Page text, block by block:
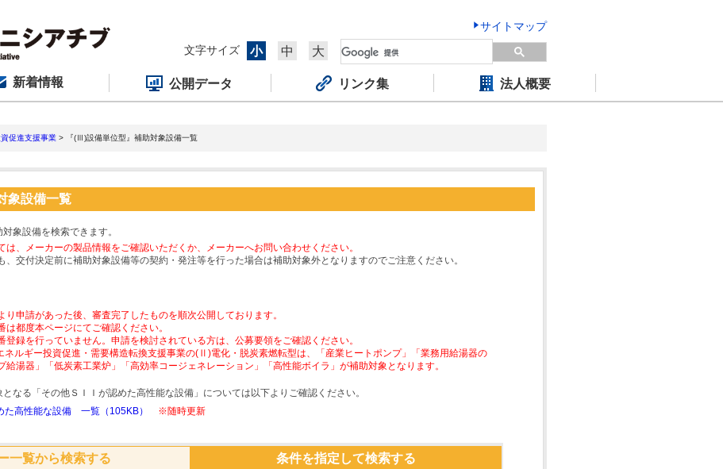
サイトマップ
文字サイズ
小 中 大
新着情報 公開データ リンク集 法人概要
促進支援事業 > 『(Ⅲ)設備単位型』補助対象設備一覧
象設備一覧
象設備を検索できます。
、メーカーの製品情報をご確認いただくか、メーカーへお問い合わせください。
交付決定前に補助対象設備等の契約・発注等を行った場合は補助対象外となりますのでご注意ください。
申請があった後、審査完了したものを順次公開しております。
は都度本ページにてご確認ください。
録を行っていません。申請を検討されている方は、公募要領をご確認ください。
ルギー投資促進・需要構造転換支援事業の(Ⅱ)電化・脱炭素燃転型は、「産業ヒートポンプ」「業務用給湯器の
給湯器」「低炭素工業炉」「高効率コージェネレーション」「高性能ボイラ」が補助対象となります。
なる「その他ＳＩＩが認めた高性能な設備」については以下よりご確認ください。
た高性能な設備 一覧（105KB）
※随時更新
一覧から検索する 条件を指定して検索する